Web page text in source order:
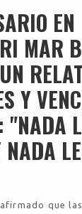
EN
MAR
Y
"NADA
NADA
que